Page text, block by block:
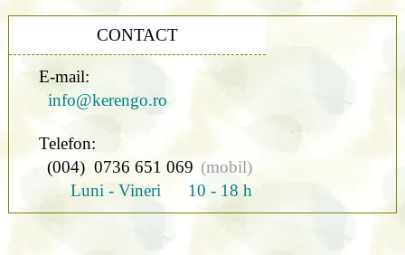
CONTACT
E-mail:
info@kerengo.ro
Telefon:
(004) 0736 651 069 (mobil)
Luni - Vineri 10 - 18 h